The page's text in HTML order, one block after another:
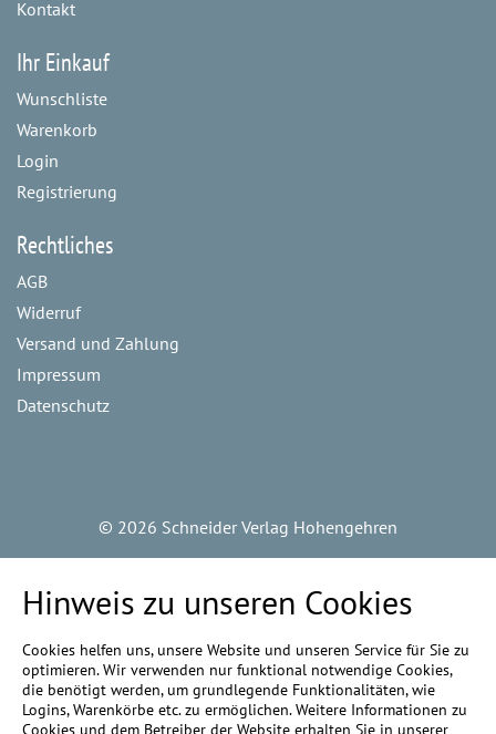
Kontakt
Ihr Einkauf
Wunschliste
Warenkorb
Login
Registrierung
Rechtliches
AGB
Widerruf
Versand und Zahlung
Impressum
Datenschutz
© 2026 Schneider Verlag Hohengehren
Hinweis zu unseren Cookies
Cookies helfen uns, unsere Website und unseren Service für Sie zu
optimieren. Wir verwenden nur funktional notwendige Cookies,
die benötigt werden, um grundlegende Funktionalitäten, wie
Logins, Warenkörbe etc. zu ermöglichen. Weitere Informationen zu
Cookies und dem Betreiber der Website erhalten Sie in unserer